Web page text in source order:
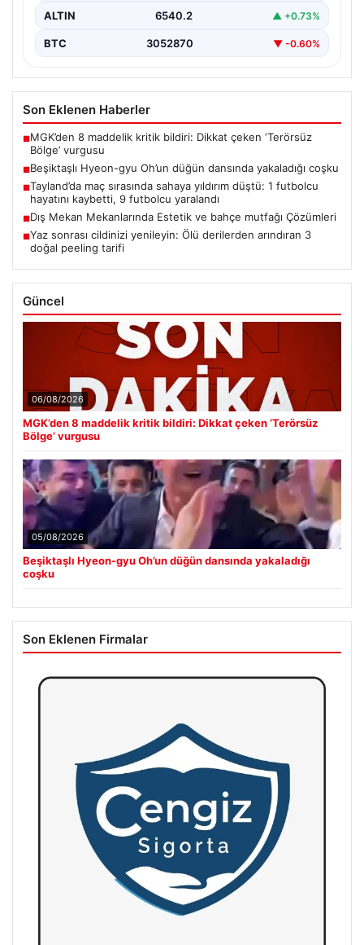
ALTIN 6540.2 ▲ +0.73%
BTC 3052870 ▼ -0.60%
Son Eklenen Haberler
■MGK’den 8 maddelik kritik bildiri: Dikkat çeken ‘Terörsüz
Bölge’ vurgusu
■Beşiktaşlı Hyeon-gyu Oh’un düğün dansında yakaladığı coşku
■Tayland’da maç sırasında sahaya yıldırım düştü: 1 futbolcu
hayatını kaybetti, 9 futbolcu yaralandı
■Dış Mekan Mekanlarında Estetik ve bahçe mutfağı Çözümleri
■Yaz sonrası cildinizi yenileyin: Ölü derilerden arındıran 3
doğal peeling tarifi
Güncel
06/08/2026
MGK’den 8 maddelik kritik bildiri: Dikkat çeken ‘Terörsüz
Bölge’ vurgusu
05/08/2026
Beşiktaşlı Hyeon-gyu Oh’un düğün dansında yakaladığı
coşku
Son Eklenen Firmalar